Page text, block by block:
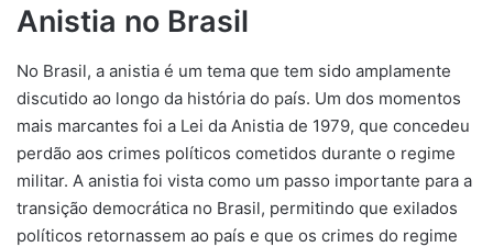
Anistia no Brasil
No Brasil, a anistia é um tema que tem sido amplamente
discutido ao longo da história do país. Um dos momentos
mais marcantes foi a Lei da Anistia de 1979, que concedeu
perdão aos crimes políticos cometidos durante o regime
militar. A anistia foi vista como um passo importante para a
transição democrática no Brasil, permitindo que exilados
políticos retornassem ao país e que os crimes do regime